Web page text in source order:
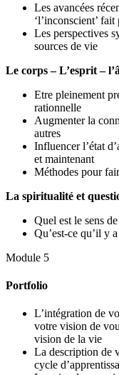
Les avancées
‘l’inconscient’
Les perspectives
sources de vie
Le corps – L’esprit –
Etre pleinement
rationnelle
Augmenter la
autres
Influencer l’état
et maintenant
Méthodes pour
La spiritualité et
Quel est le sens
Qu’est-ce qu’il y
Module 5
Portfolio
L’intégration de
votre vision de
vision de la vie
La description de
cycle